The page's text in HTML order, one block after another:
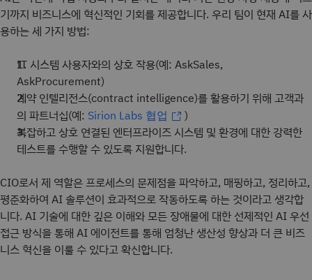
기까지 비즈니스에 혁신적인 기회를 제공합니다. 우리 팀이 현재 AI를 사
용하는 세 가지 방법:
IT 시스템 사용자와의 상호 작용(예: AskSales,
AskProcurement)
계약 인텔리전스(contract intelligence)를 활용하기 위해 고객과
의 파트너십(예: Sirion Labs 협업
)
복잡하고 상호 연결된 엔터프라이즈 시스템 및 환경에 대한 강력한
테스트를 수행할 수 있도록 지원합니다.
CIO로서 제 역할은 프로세스의 문제점을 파악하고, 매핑하고, 정리하고,
평준화하여 AI 솔루션이 효과적으로 작동하도록 하는 것이라고 생각합
니다. AI 기술에 대한 깊은 이해와 모든 장애물에 대한 선제적인 AI 우선
접근 방식을 통해 AI 에이전트를 통해 엄청난 생산성 향상과 더 큰 비즈
니스 혁신을 이룰 수 있다고 확신합니다.